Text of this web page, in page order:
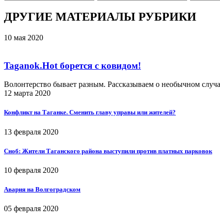
ДРУГИЕ МАТЕРИАЛЫ РУБРИКИ
10 мая 2020
Taganok.Hot борется с ковидом!
Волонтерство бывает разным. Рассказываем о необычном
12 марта 2020
Конфликт на Таганке. Сменить главу управы или жителей?
13 февраля 2020
Сноб: Жители Таганского района выступили против платных парковок
10 февраля 2020
Авария на Волгоградском
05 февраля 2020